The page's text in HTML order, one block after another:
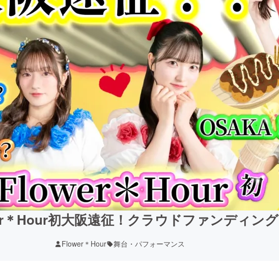
Hour初大阪遠征！クラウドファンディング
Flower＊Hour 舞台・パフォーマンス